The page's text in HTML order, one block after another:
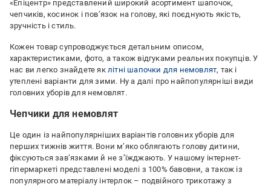
«Епіцентр» представлений широкий асортимент шапочок,
чепчиків, косинок і пов’язок на голову, які поєднують якість,
зручність і стиль.
Кожен товар супроводжується детальним описом,
характеристиками, фото, а також відгуками реальних покупців. У
нас ви легко знайдете як літні шапочки для немовлят, так і
утеплені варіанти для зими. Ну а далі про найпопулярніші види
головних уборів для немовлят.
Чепчики для немовлят
Це один із найпопулярніших варіантів головних уборів для
перших тижнів життя. Вони м’яко облягають голову дитини,
фіксуються зав’язками й не з’їжджають. У нашому інтернет-
гіпермаркеті представлені моделі з 100% бавовни, а також із
популярного матеріалу інтерлок – подвійного трикотажу з